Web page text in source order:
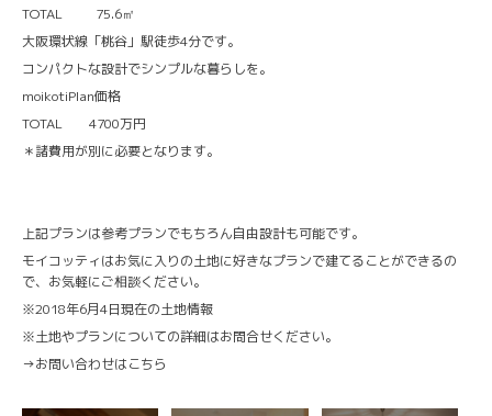
TOTAL 75.6㎡
大阪環状線「桃谷」駅徒歩4分です。
コンパクトな設計でシンプルな暮らしを。
moikotiPlan価格
TOTAL 4700万円
＊諸費用が別に必要となります。
上記プランは参考プランでもちろん自由設計も可能です。
モイコッティはお気に入りの土地に好きなプランで建てることができるの
で、お気軽にご相談ください。
※2018年6月4日現在の土地情報
※土地やプランについての詳細はお問合せください。
→お問い合わせはこちら